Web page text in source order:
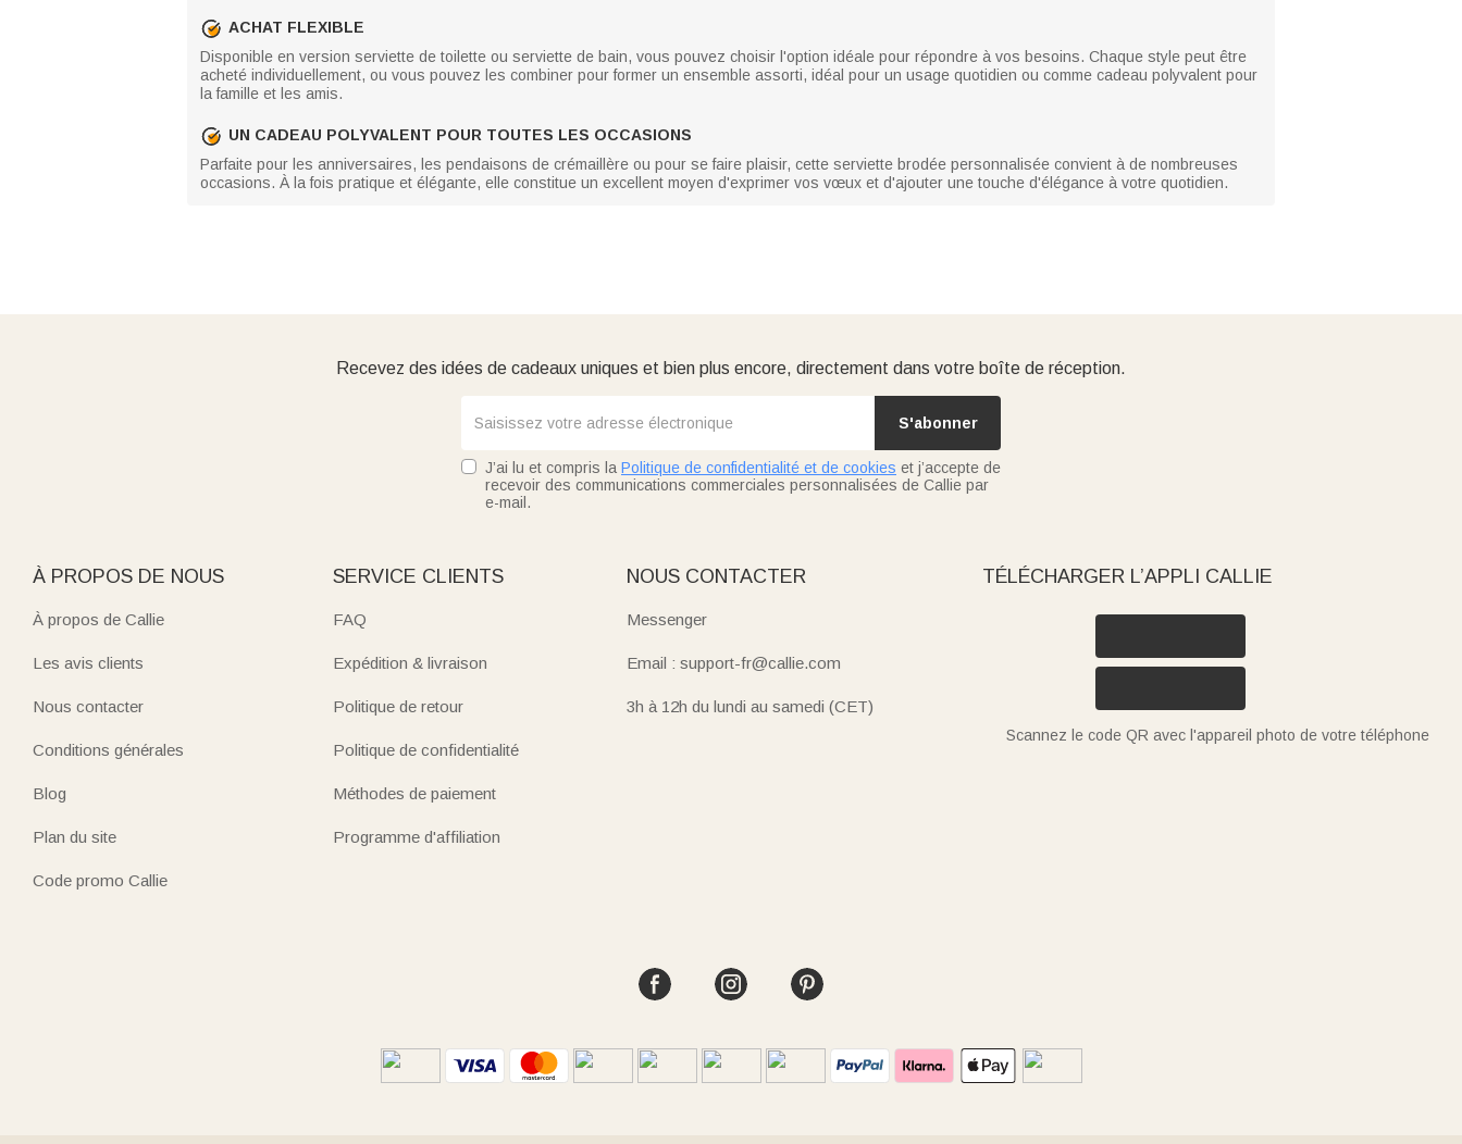
ACHAT FLEXIBLE
Disponible en version serviette de toilette ou serviette de bain, vous pouvez choisir l'option idéale pour répondre à vos besoins. Chaque style peut être
acheté individuellement, ou vous pouvez les combiner pour former un ensemble assorti, idéal pour un usage quotidien ou comme cadeau polyvalent pour
la famille et les amis.
UN CADEAU POLYVALENT POUR TOUTES LES OCCASIONS
Parfaite pour les anniversaires, les pendaisons de crémaillère ou pour se faire plaisir, cette serviette brodée personnalisée convient à de nombreuses
occasions. À la fois pratique et élégante, elle constitue un excellent moyen d'exprimer vos vœux et d'ajouter une touche d'élégance à votre quotidien.
Recevez des idées de cadeaux uniques et bien plus encore, directement dans votre boîte de réception.
S'abonner
J’ai lu et compris la Politique de confidentialité et de cookies et j’accepte de
recevoir des communications commerciales personnalisées de Callie par
e-mail.
À PROPOS DE NOUS
À propos de Callie
Les avis clients
Nous contacter
Conditions générales
Blog
Plan du site
Code promo Callie
SERVICE CLIENTS
FAQ
Expédition & livraison
Politique de retour
Politique de confidentialité
Méthodes de paiement
Programme d'affiliation
NOUS CONTACTER
Messenger
Email : support-fr@callie.com
3h à 12h du lundi au samedi (CET)
TÉLÉCHARGER L’APPLI CALLIE
Scannez le code QR avec l'appareil photo de votre téléphone